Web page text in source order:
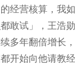
经营核算，我
敢试」，王浩
多年翻倍增长
开始向他请教